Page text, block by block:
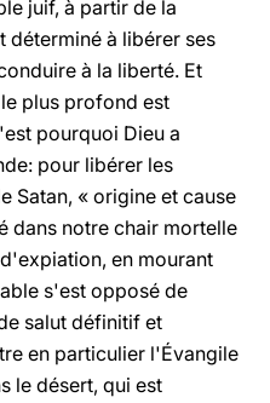
juif, à partir de la
déterminé à libérer ses
à la liberté. Et
plus profond est
pourquoi Dieu a
pour libérer les
Satan, « origine et cause
dans notre chair mortelle
en mourant
s'est opposé de
salut définitif et
en particulier l'Évangile
le désert, qui est